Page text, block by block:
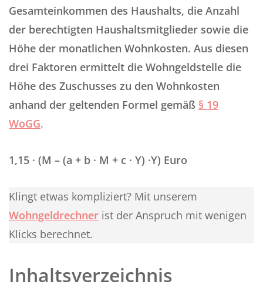
Gesamteinkommen des Haushalts, die Anzahl
der berechtigten Haushaltsmitglieder sowie die
Höhe der monatlichen Wohnkosten. Aus diesen
drei Faktoren ermittelt die Wohngeldstelle die
Höhe des Zuschusses zu den Wohnkosten
anhand der geltenden Formel gemäß § 19
WoGG.
1,15 · (M – (a + b · M + c · Y) ·Y) Euro
Klingt etwas kompliziert? Mit unserem
Wohngeldrechner ist der Anspruch mit wenigen
Klicks berechnet.
Inhaltsverzeichnis